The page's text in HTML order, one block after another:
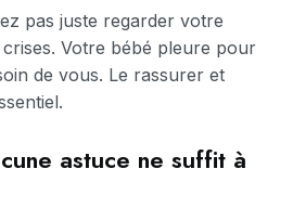
pas juste regarder votre
Votre bébé pleure pour
de vous. Le rassurer et
astuce ne suffit à